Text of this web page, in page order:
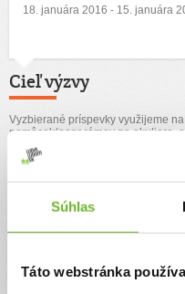
Súhlas
Táto webstránka
18. januára 2016 - 15. januára
Cieľ výzvy
Vyzbierané príspevky využijeme
pomôcok(napr rámov na okuliare,
školských potrieb a úhradu
Mária